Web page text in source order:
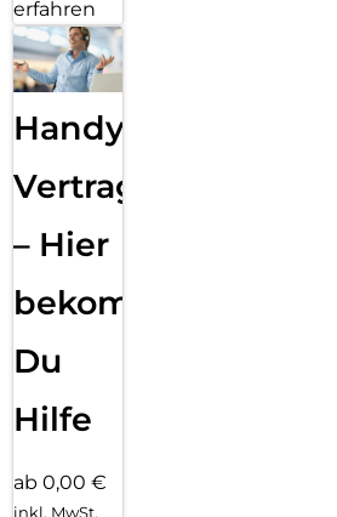
erfahren
Handy
Vertragsabwicklung
– Hier
bekommst
Du
Hilfe
ab 0,00 €
inkl. MwSt.